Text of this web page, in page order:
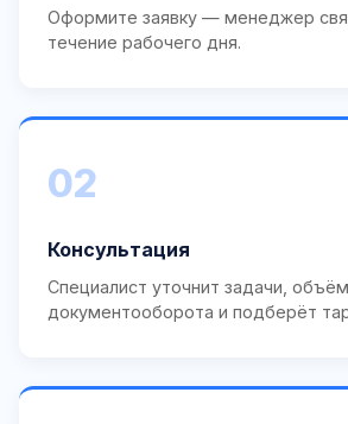
Оформите заявку — менеджер
течение рабочего дня.
02
Консультация
Специалист уточнит задачи, объём
документооборота и подберёт